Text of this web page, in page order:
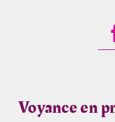
Voyance en